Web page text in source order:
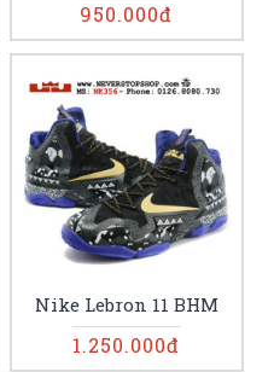
950.000đ
Nike Lebron 11 BHM
1.250.000đ